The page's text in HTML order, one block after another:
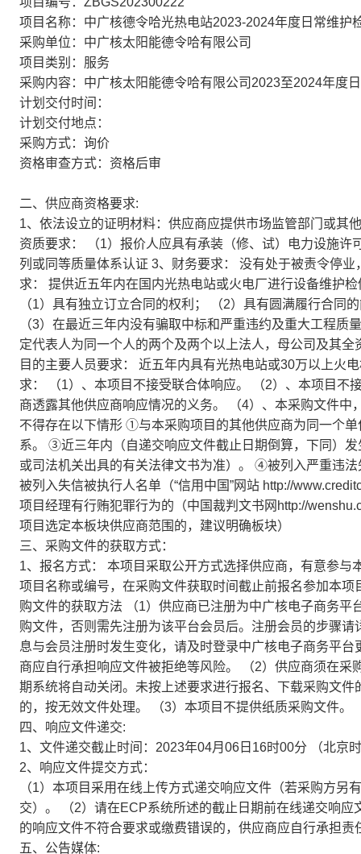
项目名称：中广核德令哈光热电站2023-2024年度日常维护
采购单位：中广核太阳能德令哈有限公司
项目类别：服务
采购内容：中广核太阳能德令哈有限公司2023至2024年度
计划交付时间：
计划交付地点：
采购方式：询价
资格审查方式：资格后审
二、供应商资格要求:
1、依法设立的证明材料：供应商应提供市场监管部门或其
资质要求： （1）报价人应具有承装（修、试）电力设施
列或同等质量体系认证 3、财务要求： 没有处于被责令停
求： 提供近五年内在国内光热电站或火电厂进行设备维护
（1）具有独立订立合同的权利； （2）具有圆满履行合同
（3）在最近三年内没有骗取中标和严重违约及重大工程
定代表人为同一个人的两个及两个以上法人，母公司及其
目的主要人员要求： 近五年内具有光热电站或30万以上火
求： （1）、本项目不接受联合体响应。 （2）、本项目不
商透露其他供应商响应情况的义务。 （4）、本采购文件
不得存在以下情形 ①与本采购项目的其他供应商为同一个
系。 ③近三年内（自递交响应文件截止日期倒算，下同）
或司法机关出具的有关法律文书为准）。 ④被列入严重违
被列入失信被执行人名单（“信用中国”网站 http://
项目经理有行贿犯罪行为的（中国裁判文书网http://
项目选定本板块供应商范围的，建议明确板块）
三、采购文件的获取方式：
1、报名方式： 本项目采取公开方式选择供应商，有意参
项目名称或编号，在采购文件获取时间截止前报名参加本
购文件的获取方法 （1）供应商已注册为中广核电子商务
购文件，否则需先注册为该平台会员后。注册会员的步骤
息与会员注册时发生变化，请及时登录中广核电子商务平
商应自行承担响应文件被拒绝等风险。 （2）供应商须在
期系统将自动关闭。未按上述要求进行报名、下载采购文
的，按无效文件处理。 （3）本项目不提供纸质采购文件。
四、响应文件递交:
1、文件递交截止时间：2023年04月06日16时00分 （北京
2、响应文件提交方式：
（1）本项目采用在线上传方式递交响应文件（若采购方
交）。 （2）请在ECP系统所述的截止日期前在线递交响
的响应文件不符合要求或缴费错误的，供应商应自行承担责
五、公告媒体: